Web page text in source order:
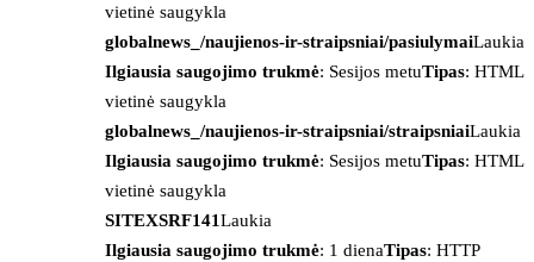
vietinė saugykla
globalnews_/naujienos-ir-straipsniai/pasiulymaiLaukia
Ilgiausia saugojimo trukmė: Sesijos metuTipas: HTML
vietinė saugykla
globalnews_/naujienos-ir-straipsniai/straipsniaiLaukia
Ilgiausia saugojimo trukmė: Sesijos metuTipas: HTML
vietinė saugykla
SITEXSRF141Laukia
Ilgiausia saugojimo trukmė: 1 dienaTipas: HTTP